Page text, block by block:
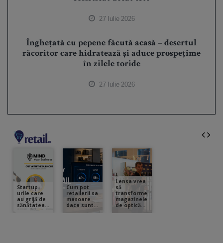
27 Iulie 2026
Înghețată cu pepene făcută acasă – desertul
răcoritor care hidratează și aduce prospețime
în zilele toride
27 Iulie 2026